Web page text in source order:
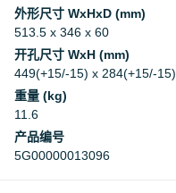
外形尺寸 WxHxD (mm)
513.5 x 346 x 60
开孔尺寸 WxH (mm)
449(+15/-15) x 284(+15/-15)
重量 (kg)
11.6
产品编号
5G00000013096